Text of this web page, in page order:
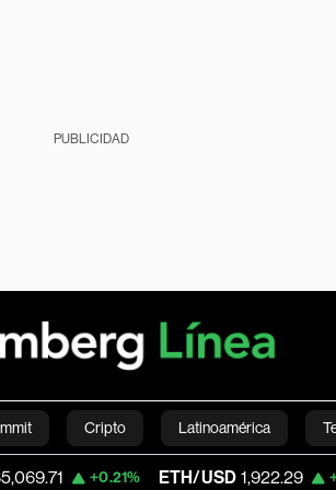
PUBLICIDAD
Cripto Latinoamérica
Estilo de vida Mundo Videos
+0.21% ETH/USD 1,922.29 +0.43%